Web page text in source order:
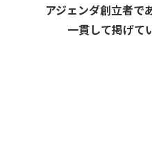
アジェンダ創立者で
一貫して掲げて